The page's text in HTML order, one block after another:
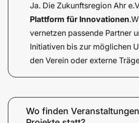
Ja. Die Zukunftsregion Ahr
Plattform für Innovationen
vernetzen passende Partner
Initiativen bis zur möglichen
den Verein oder externe
Wo finden